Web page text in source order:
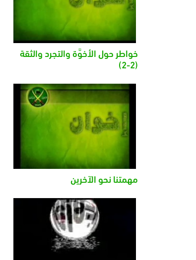
خواطر حول الأخوَّة والتجرد والثقة
(2-2)
مهمتنا نحو الآخرين